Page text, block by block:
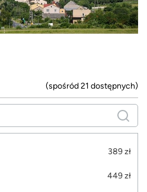
(spośród 21 dostępnych)
389 zł
449 zł